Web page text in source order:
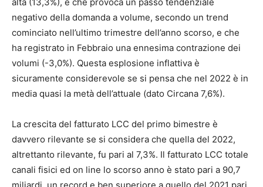
negativo della domanda a volume, secondo un trend
cominciato nell’ultimo trimestre dell’anno scorso, e che
ha registrato in Febbraio una ennesima contrazione dei
volumi (-3,0%). Questa esplosione inflattiva è
sicuramente considerevole se si pensa che nel 2022 è in
media quasi la metà dell’attuale (dato Circana 7,6%).
La crescita del fatturato LCC del primo bimestre è
davvero rilevante se si considera che quella del 2022,
altrettanto rilevante, fu pari al 7,3%. Il fatturato LCC totale
canali fisici ed on line lo scorso anno è stato pari a 90,7